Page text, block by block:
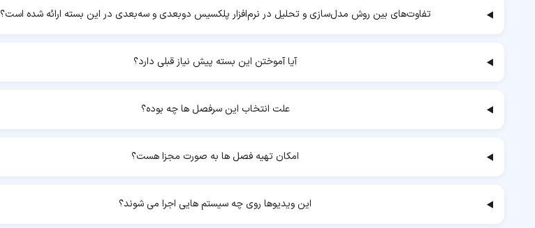
تفاوت‌های بین روش مدل‌سازی و تحلیل در نرم‌افزار پلکسیس دوبعدی و سه‌بعدی در این بسته ارائه شده است؟
آیا آموختن این بسته پیش نیاز قبلی دارد؟
علت انتخاب این سرفصل ها چه بوده؟
امکان تهیه فصل ها به صورت مجزا هست؟
این ویدیوها روی چه سیستم هایی اجرا می شوند؟